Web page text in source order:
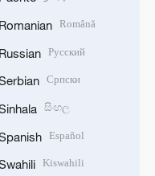
Romanian Română
Russian Русский
Српски
සිංහල
Español
Kiswahili